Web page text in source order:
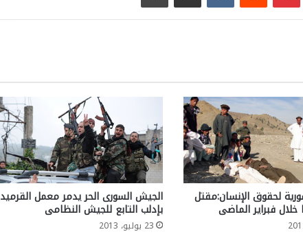
لحقوق الإنسان:مقتل الجيش السورى الحر يدمر معمل القرميد
بإدلب التابع للجيش النظامى
23 يوليو، 2013